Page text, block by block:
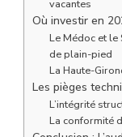
vacantes
Où investir en
Le Médoc et le
de plain-pied
La Haute-
Les pièges
L’intégrité
La conformité